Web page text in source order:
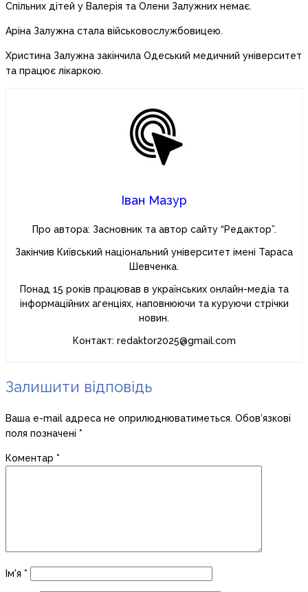
Спільних дітей у Валерія та Олени Залужних немає.
Аріна Залужна стала військовослужбовицею.
Христина Залужна закінчила Одеський медичний університет
та працює лікаркою.
Іван Мазур
Про автора: Засновник та автор сайту “Редактор”.
Закінчив Київський національний університет імені Тараса
Шевченка.
Понад 15 років працював в українських онлайн-медіа та
інформаційних агенціях, наповнюючи та куруючи стрічки
новин.
Контакт: redaktor2025@gmail.com
Залишити відповідь
Ваша e-mail адреса не оприлюднюватиметься. Обов’язкові
поля позначені *
Коментар *
Ім'я *